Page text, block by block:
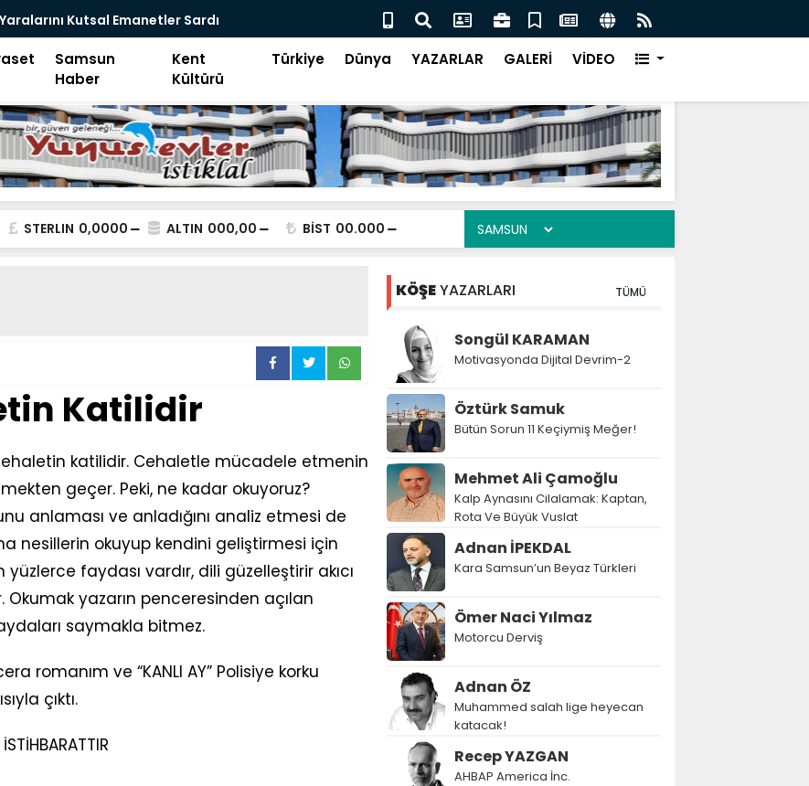
Devrim-2 Samsun Keşif Kampüsü Takımları Şanlıurfa Finalinde Yarışacak
Samsun
Haber
Kent
Kültürü
Türkiye Dünya YAZARLAR GALERİ VİDEO
STERLIN 0,0000 ALTIN 000,00 BİST 00.000
Katilidir
katilidir. Cehaletle mücadele etmenin
geçer. Peki, ne kadar okuyoruz?
anlaması ve anladığını analiz etmesi de
nesillerin okuyup kendini geliştirmesi için
faydası vardır, dili güzelleştirir akıcı
yazarın penceresinden açılan
saymakla bitmez.
romanım ve “KANLI AY” Polisiye korku
çıktı.
İSTİHBARATTIR
KÖŞEYAZARLARI TÜMÜ
Songül KARAMAN
Motivasyonda Dijital Devrim-2
Öztürk Samuk
Bütün Sorun 11 Keçiymiş Meğer!
Mehmet Ali Çamoğlu
Kalp Aynasını Cilalamak: Kaptan,
Rota Ve Büyük Vuslat
Adnan İPEKDAL
Kara Samsun’un Beyaz Türkleri
Ömer Naci Yılmaz
Motorcu Derviş
Adnan ÖZ
Muhammed salah lige heyecan
katacak!
Recep YAZGAN
AHBAP America İnc.